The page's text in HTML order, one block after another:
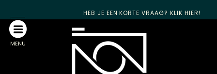
MENU
HEB JE EEN KORTE VRAAG? KLIK HIER!